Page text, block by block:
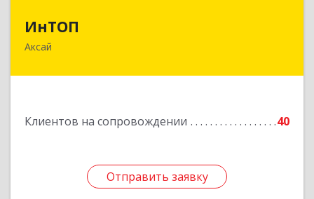
ИнТОП
Аксай
Клиентов на сопровождении 40
Отправить заявку
344000, Ростов-на-Дону г, Буденновский пр-кт,
Отправить заявку